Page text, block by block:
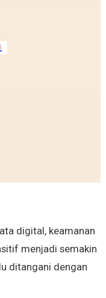
digital, keamanan
menjadi semakin
ditangani dengan